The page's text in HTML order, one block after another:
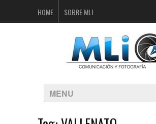
HOME SOBRE MLI
MENU